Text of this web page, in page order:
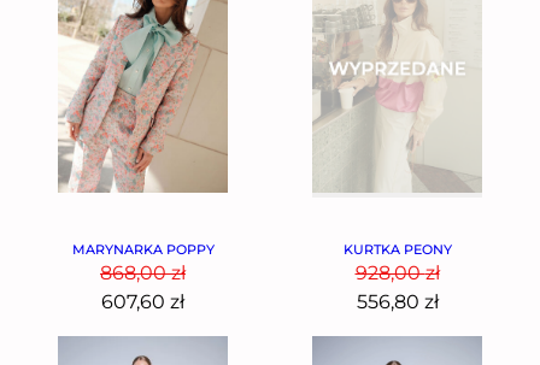
MARYNARKA POPPY
868,00zł
607,60 zł
KURTKA PEONY
928,00zł
556,80 zł